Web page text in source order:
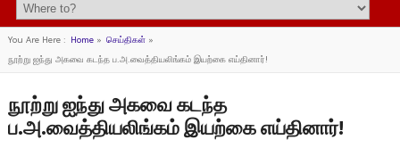
You Are Here : Home» செய்திகள்»
நூற்று ஐந்து அகவை கடந்த ப.அ.வைத்தியலிங்கம் இயற்கை எய்தினார்!
நூற்று ஐந்து அகவை கடந்த
ப.அ.வைத்தியலிங்கம் இயற்கை எய்தினார்!